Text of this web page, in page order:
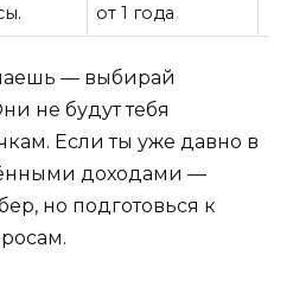
от 1 года
— выбирай
не будут тебя
Если ты уже давно в
доходами —
но подготовься к